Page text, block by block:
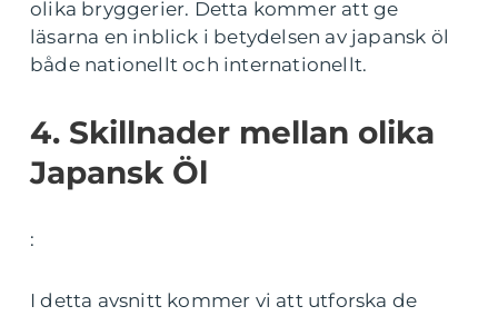
olika bryggerier. Detta kommer att ge
läsarna en inblick i betydelsen av japansk öl
både nationellt och internationellt.
4. Skillnader mellan olika
Japansk Öl
:
I detta avsnitt kommer vi att utforska de